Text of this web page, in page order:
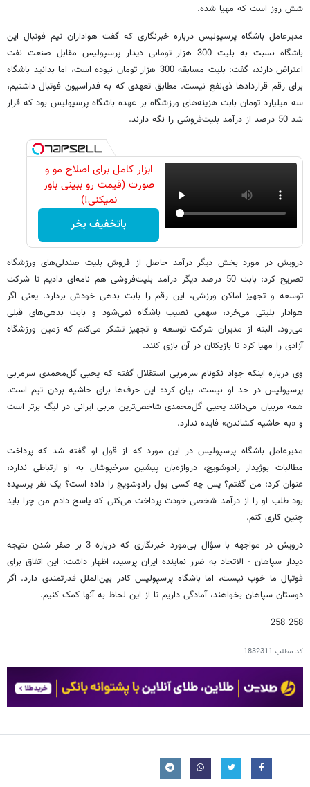
شش روز است که مهیا شده.
مدیرعامل باشگاه پرسپولیس درباره خبرنگاری که گفت هواداران تیم فوتبال این
باشگاه نسبت به بلیت 300 هزار تومانی دیدار پرسپولیس مقابل صنعت نفت
اعتراض دارند، گفت: بلیت مسابقه 300 هزار تومان نبوده است، اما بدانید باشگاه
برای رقم قراردادها ذی‌نفع نیست. مطابق تعهدی که به فدراسیون فوتبال داشتیم،
سه میلیارد تومان بابت هزینه‌های ورزشگاه بر عهده باشگاه پرسپولیس بود که قرار
شد 50 درصد از درآمد بلیت‌فروشی را نگه دارند.
ابزار کامل برای اصلاح مو و
صورت (قیمت رو ببینی باور
نمیکنی!)
باتخفیف بخر
درویش در مورد بخش دیگر درآمد حاصل از فروش بلیت صندلی‌های ورزشگاه
تصریح کرد: بابت 50 درصد دیگر درآمد بلیت‌فروشی هم نامه‌ای دادیم تا شرکت
توسعه و تجهیز اماکن ورزشی، این رقم را بابت بدهی خودش بردارد. یعنی اگر
هوادار بلیتی می‌خرد، سهمی نصیب باشگاه نمی‌شود و بابت بدهی‌های قبلی
می‌رود. البته از مدیران شرکت توسعه و تجهیز تشکر می‌کنم که زمین ورزشگاه
آزادی را مهیا کرد تا بازیکنان در آن بازی کنند.
وی درباره اینکه جواد نکونام سرمربی استقلال گفته که یحیی گل‌محمدی سرمربی
پرسپولیس در حد او نیست، بیان کرد: این حرف‌ها برای حاشیه بردن تیم است.
همه مربیان می‌دانند یحیی گل‌محمدی شاخص‌ترین مربی ایرانی در لیگ برتر است
و «به حاشیه کشاندن» فایده ندارد.
مدیرعامل باشگاه پرسپولیس در این مورد که از قول او گفته شد که پرداخت
مطالبات بوژیدار رادوشویچ، دروازه‌بان پیشین سرخپوشان به او ارتباطی ندارد،
عنوان کرد: من گفتم؟ پس چه کسی پول رادوشویچ را داده است؟ یک نفر پرسیده
بود طلب او را از درآمد شخصی خودت پرداخت می‌کنی که پاسخ دادم من چرا باید
چنین کاری کنم.
درویش در مواجهه با سؤال بی‌مورد خبرنگاری که درباره 3 بر صفر شدن نتیجه
دیدار سپاهان - الاتحاد به ضرر نماینده ایران پرسید، اظهار داشت: این اتفاق برای
فوتبال ما خوب نیست، اما باشگاه پرسپولیس کادر بین‌الملل قدرتمندی دارد. اگر
دوستان سپاهان بخواهند، آمادگی داریم تا از این لحاظ به آنها کمک کنیم.
258 258
کد مطلب 1832311